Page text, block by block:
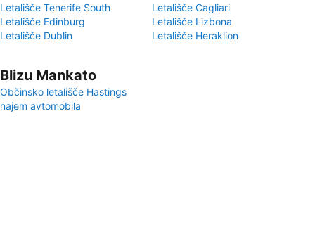
Letališče Tenerife South
Letališče Cagliari
Letališče Edinburg
Letališče Lizbona
Letališče Dublin
Letališče Heraklion
Blizu Mankato
Občinsko letališče Hastings
najem avtomobila